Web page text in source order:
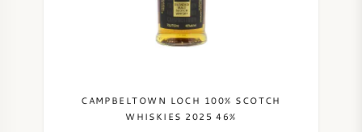
CAMPBELTOWN LOCH 100% SCOTCH
WHISKIES 2025 46%